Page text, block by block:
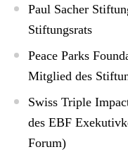
Paul Sacher
Stiftungsrats
Peace Parks
Mitglied des
Swiss Triple
des EBF
Forum)